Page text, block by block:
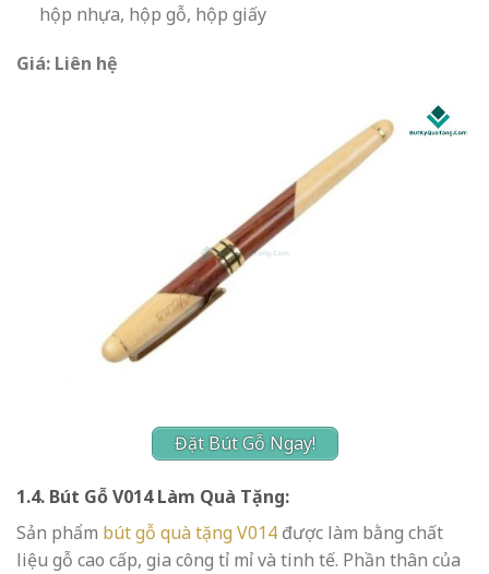
hộp nhựa, hộp gỗ, hộp giấy
Giá: Liên hệ
Đặt Bút Gỗ Ngay!
1.4. Bút Gỗ V014 Làm Quà Tặng:
Sản phẩm bút gỗ quà tặng V014 được làm bằng chất
liệu gỗ cao cấp, gia công tỉ mỉ và tinh tế. Phần thân của